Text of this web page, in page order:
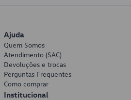
Ajuda
Quem Somos
Atendimento (SAC)
Devoluções e trocas
Perguntas Frequentes
Como comprar
Institucional